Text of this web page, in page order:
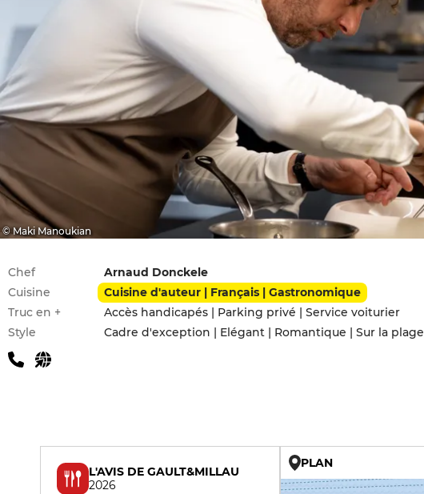
© Maki Manoukian
Infos pratiques
Chef
Arnaud Donckele
Cuisine
Cuisine d'auteur | Français | Gastronomique
Truc en +
Accès handicapés | Parking privé | Service voiturier
Style
Cadre d'exception | Elégant | Romantique | Sur la plage
L'AVIS DE GAULT&MILLAU
2026
PLAN